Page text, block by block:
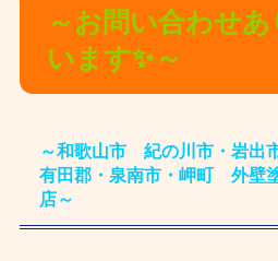
～お問い合わせ
います✨～
～和歌山市 紀の川市・岩出
有田郡・泉南市・岬町 外
店～